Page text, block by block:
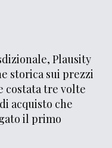
Plausity
storica sui prezzi
costata tre volte
acquisto che
il primo